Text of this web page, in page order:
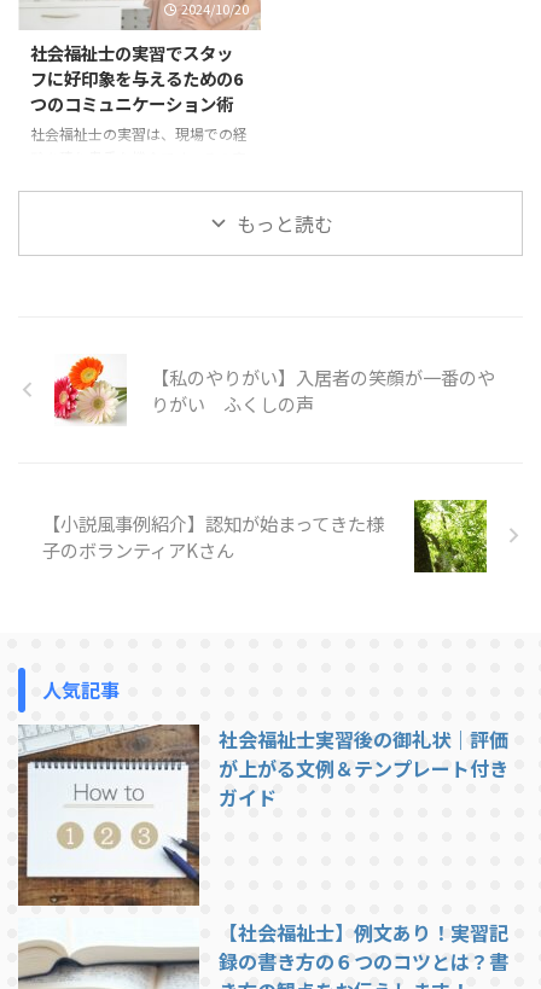
成のポイントを具体的に紹介しま
（医療機関） 病院やクリニック
で患者や家族を支援する仕事で
す。退院後の生活設計、介護サー
ビスの調整、医療費や保険制度の
2024/10/20
社会福祉士の実習でスタッ
フに好印象を与えるための6
つのコミュニケーション術
社会福祉士の実習は、現場での経
スムーズに進めるためだけでな
く、今後のキャリアにも大きな影
を取ることで好印象を与えること
が可能です。本記事では、実習先
のスタッフに好印象を与えるため
第一歩は、何よりも「挨拶」です
もっと読む
【私のやりがい】入居者の笑顔が一番のや
りがい ふくしの声
【小説風事例紹介】認知が始まってきた様
子のボランティアKさん
人気記事
社会福祉士実習後の御礼状｜評価
が上がる文例＆テンプレート付き
ガイド
【社会福祉士】例文あり！実習記
録の書き方の６つのコツとは？書